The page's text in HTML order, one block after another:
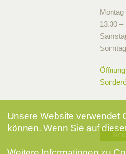
Montag
13.30 –
Unsere Website verwendet
können. Wenn Sie auf